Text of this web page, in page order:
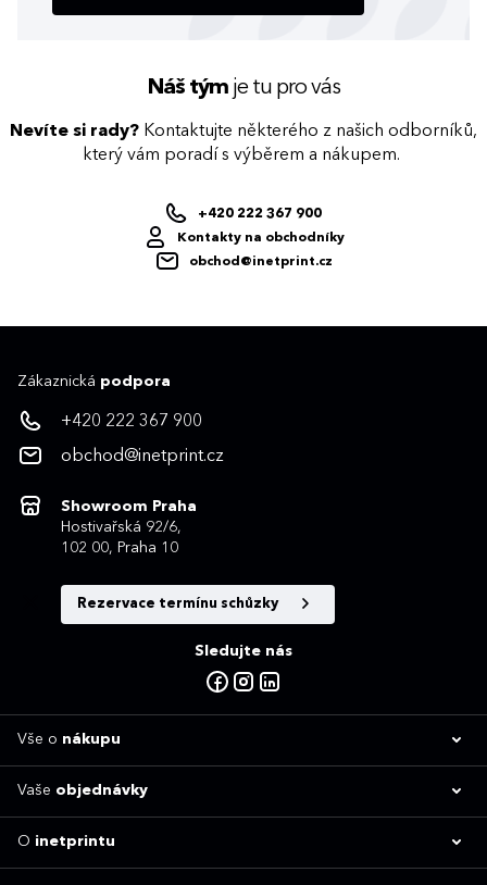
Náš týmje tu pro vás
Nevíte si rady? Kontaktujte některého z našich odborníků,
který vám poradí s výběrem a nákupem.
+420 222 367 900
Kontakty na obchodníky
obchod@inetprint.cz
Zákaznická podpora
+420 222 367 900
obchod@inetprint.cz
Showroom Praha
Hostivařská 92/6,
102 00, Praha 10
Rezervace termínu schůzky
Sledujte nás
Vše o nákupu
Vaše objednávky
O inetprintu